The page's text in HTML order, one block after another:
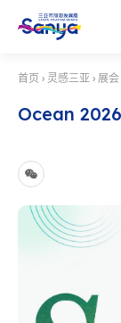
首页 › 灵感三亚 › 展会
Ocean